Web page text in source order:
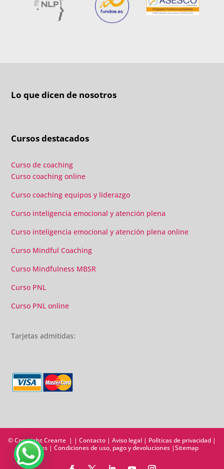
Lo que dicen de nosotros
Cursos destacados
Curso de coaching
Curso coaching online
Curso coaching equipos y liderazgo
Curso inteligencia emocional y atención plena
Curso inteligencia emocional y atención plena online
Curso Mindful Coaching
Curso Mindfulness MBSR
Curso PNL
Curso PNL online
Tarjetas admitidas:
© Copyright Crearte | | Contacto| Aviso legal| Políticas de privacidad|
Cookies |Condiciones de uso, pago y devoluciones |Sitemap